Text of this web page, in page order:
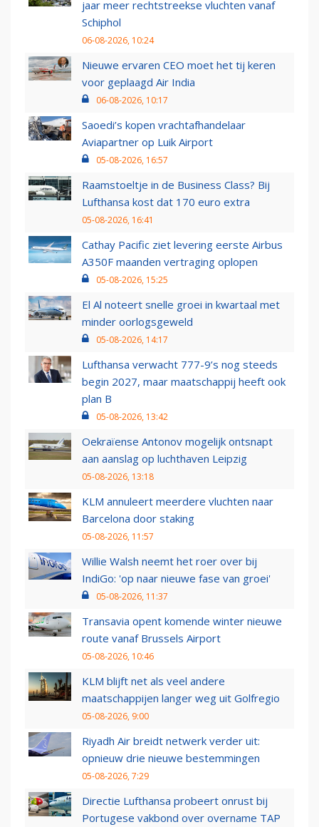
jaar meer rechtstreekse vluchten vanaf
Schiphol
06-08-2026, 10:24
Nieuwe ervaren CEO moet het tij keren
voor geplaagd Air India
06-08-2026, 10:17
Saoedi’s kopen vrachtafhandelaar
Aviapartner op Luik Airport
05-08-2026, 16:57
Raamstoeltje in de Business Class? Bij
Lufthansa kost dat 170 euro extra
05-08-2026, 16:41
Cathay Pacific ziet levering eerste Airbus
A350F maanden vertraging oplopen
05-08-2026, 15:25
El Al noteert snelle groei in kwartaal met
minder oorlogsgeweld
05-08-2026, 14:17
Lufthansa verwacht 777-9’s nog steeds
begin 2027, maar maatschappij heeft ook
plan B
05-08-2026, 13:42
Oekraïense Antonov mogelijk ontsnapt
aan aanslag op luchthaven Leipzig
05-08-2026, 13:18
KLM annuleert meerdere vluchten naar
Barcelona door staking
05-08-2026, 11:57
Willie Walsh neemt het roer over bij
IndiGo: 'op naar nieuwe fase van groei'
05-08-2026, 11:37
Transavia opent komende winter nieuwe
route vanaf Brussels Airport
05-08-2026, 10:46
KLM blijft net als veel andere
maatschappijen langer weg uit Golfregio
05-08-2026, 9:00
Riyadh Air breidt netwerk verder uit:
opnieuw drie nieuwe bestemmingen
05-08-2026, 7:29
Directie Lufthansa probeert onrust bij
Portugese vakbond over overname TAP